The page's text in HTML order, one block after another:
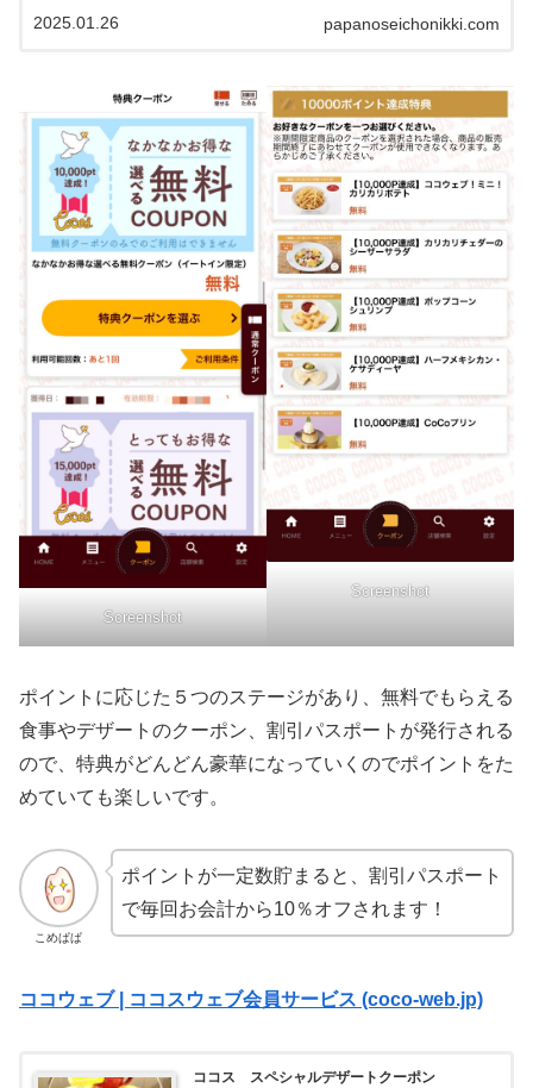
ることで家族もプレゼントされます（※最大4名まで）。
papanoseichonikki.com
2025.01.26
Screenshot
Screenshot
ポイントに応じた５つのステージがあり、無料でもらえる
食事やデザートのクーポン、割引パスポートが発行される
ので、特典がどんどん豪華になっていくのでポイントをた
めていても楽しいです。
こめぱぱ
ポイントが一定数貯まると、割引パスポート
で毎回お会計から10％オフされます！
ココウェブ | ココスウェブ会員サービス (coco-web.jp)
ココス スペシャルデザートクーポン